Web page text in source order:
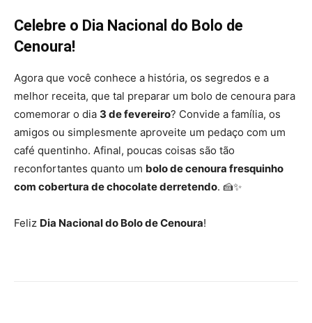
Celebre o Dia Nacional do Bolo de
Cenoura!
Agora que você conhece a história, os segredos e a
melhor receita, que tal preparar um bolo de cenoura para
comemorar o dia 3 de fevereiro? Convide a família, os
amigos ou simplesmente aproveite um pedaço com um
café quentinho. Afinal, poucas coisas são tão
reconfortantes quanto um bolo de cenoura fresquinho
com cobertura de chocolate derretendo. 🍰✨
Feliz Dia Nacional do Bolo de Cenoura!